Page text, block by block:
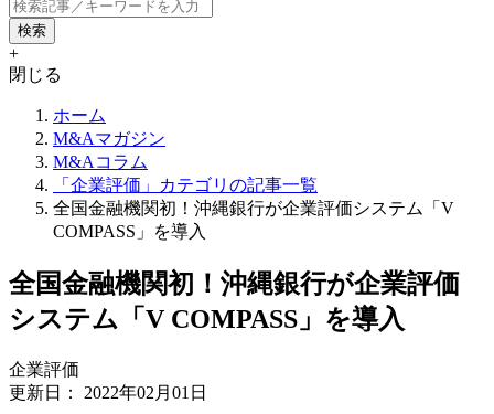
+
閉じる
ホーム
M&Aマガジン
M&Aコラム
「企業評価」カテゴリの記事一覧
全国金融機関初！沖縄銀行が企業評価システム「V
COMPASS」を導入
全国金融機関初！沖縄銀行が企業評価
システム「V COMPASS」を導入
企業評価
更新日： 2022年02月01日